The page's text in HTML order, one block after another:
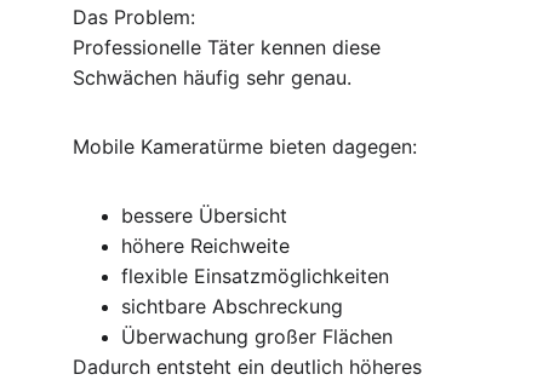
Das Problem:
Professionelle Täter kennen diese
Schwächen häufig sehr genau.
Mobile Kameratürme bieten dagegen:
bessere Übersicht
höhere Reichweite
flexible Einsatzmöglichkeiten
sichtbare Abschreckung
Überwachung großer Flächen
Dadurch entsteht ein deutlich höheres